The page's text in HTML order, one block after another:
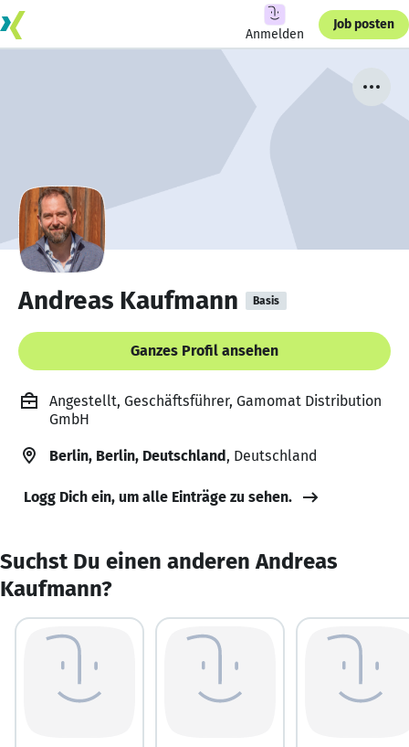
Anmelden
Job posten
Andreas Kaufmann Basis
Ganzes Profil ansehen
Angestellt, Geschäftsführer, Gamomat Distribution
GmbH
Berlin, Berlin, Deutschland, Deutschland
Logg Dich ein, um alle Einträge zu sehen.
Suchst Du einen anderen Andreas
Kaufmann?